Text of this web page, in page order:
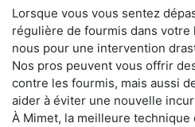
Lorsque vous vous sentez
régulière de fourmis dans votre
nous pour une intervention
Nos pros peuvent vous offrir
contre les fourmis, mais aussi
aider à éviter une nouvelle
À Mimet, la meilleure